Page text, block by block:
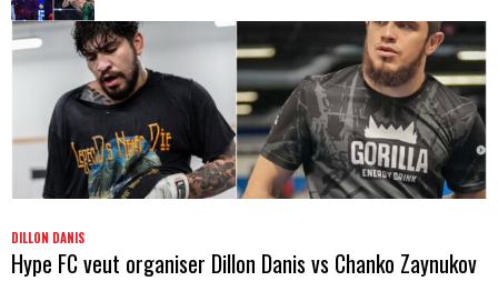
DILLON DANIS
Hype FC veut organiser Dillon Danis vs Chanko Zaynukov